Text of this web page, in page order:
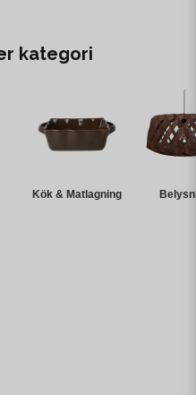
kategori
Kök & Matlagning